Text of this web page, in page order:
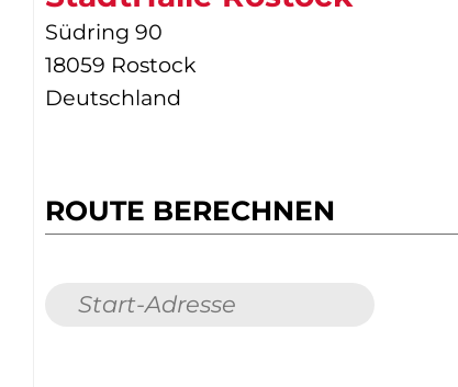
Südring 90
18059 Rostock
Deutschland
ROUTE BERECHNEN